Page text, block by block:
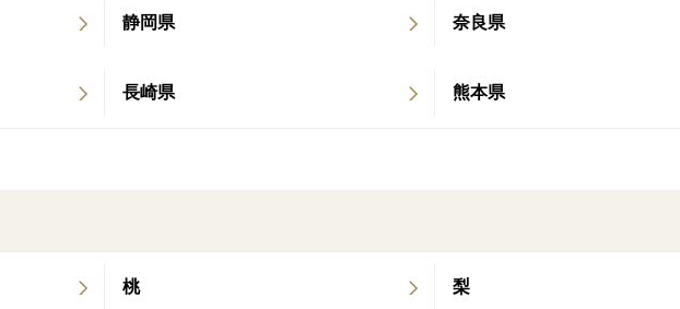
静岡県 奈良県
長崎県 熊本県
桃 梨